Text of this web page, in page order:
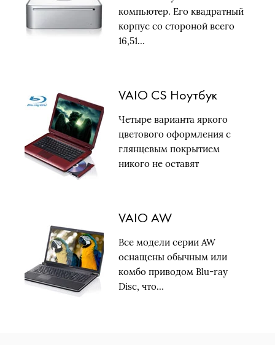
компьютер. Его квадратный
корпус со стороной всего
16,51…
VAIO CS Ноутбук
Четыре варианта яркого
цветового оформления с
глянцевым покрытием
никого не оставят
VAIO AW
Все модели серии AW
оснащены обычным или
комбо приводом Blu-ray
Disc, что…